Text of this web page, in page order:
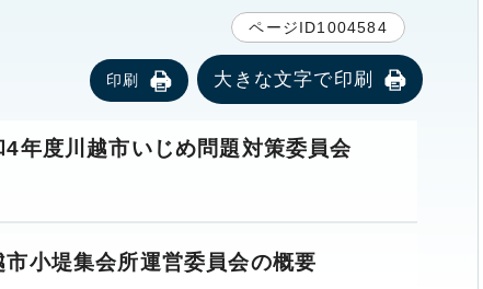
ページID1004584
印刷 大きな文字で印刷
4年度川越市いじめ問題対策委員会
市小堤集会所運営委員会の概要